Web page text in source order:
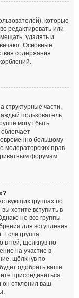
которые
редактировать или
удалять и
Основные
содержания
структурные части,
пользователь
могут быть
большому
модераторских прав
форумам.
группах по
хотите вступить в
не все группы
для вступления
Если группа
в ней, щёлкнув по
на участие в
щёлкнув по
одобрить ваше
присоединиться.
он отклонил ваш